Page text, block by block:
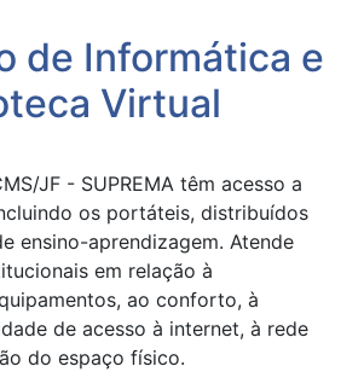
de Informática e
Virtual
JF - SUPREMA têm acesso a
os portáteis, distribuídos
ensino-aprendizagem. Atende
em relação à
ao conforto, à
de acesso à internet, à rede
do espaço físico.